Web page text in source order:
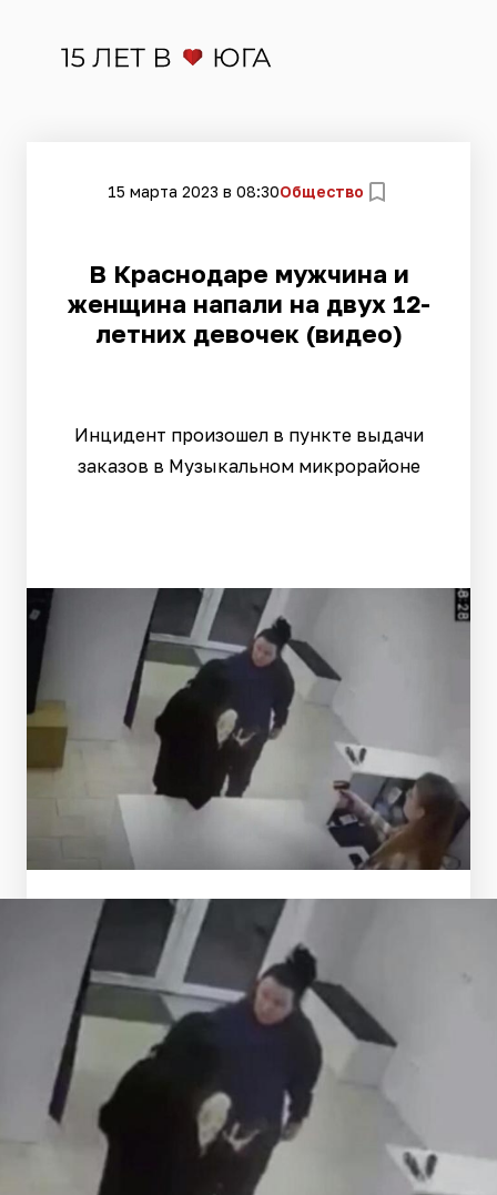
15 марта 2023 в 08:30Общество
​В Краснодаре мужчина и
женщина напали на двух 12-
летних девочек (видео)
Инцидент произошел в пункте выдачи
заказов в Музыкальном микрорайоне